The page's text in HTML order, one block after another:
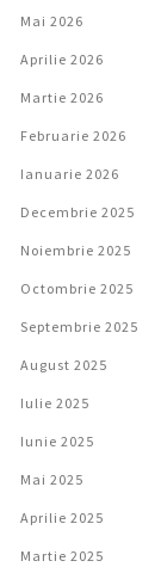
Mai 2026
Aprilie 2026
Martie 2026
Februarie 2026
Ianuarie 2026
Decembrie 2025
Noiembrie 2025
Octombrie 2025
Septembrie 2025
August 2025
Iulie 2025
Iunie 2025
Mai 2025
Aprilie 2025
Martie 2025